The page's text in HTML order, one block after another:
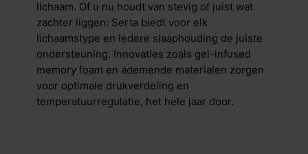
lichaam. Of u nu houdt van stevig of juist wat
zachter liggen: Serta biedt voor elk
lichaamstype en iedere slaaphouding de juiste
ondersteuning. Innovaties zoals gel-infused
memory foam en ademende materialen zorgen
voor optimale drukverdeling en
temperatuurregulatie, het hele jaar door.